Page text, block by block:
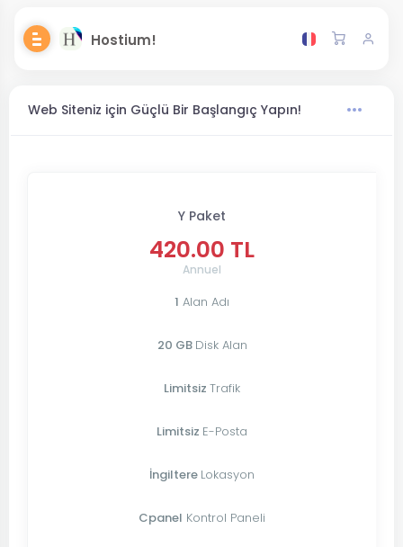
Hostium!
Web Siteniz için Güçlü Bir Başlangıç Yapın!
Y Paket
420.00 TL
Annuel
1 Alan Adı
20 GB Disk Alan
Limitsiz Trafik
Limitsiz E-Posta
İngiltere Lokasyon
Cpanel Kontrol Paneli